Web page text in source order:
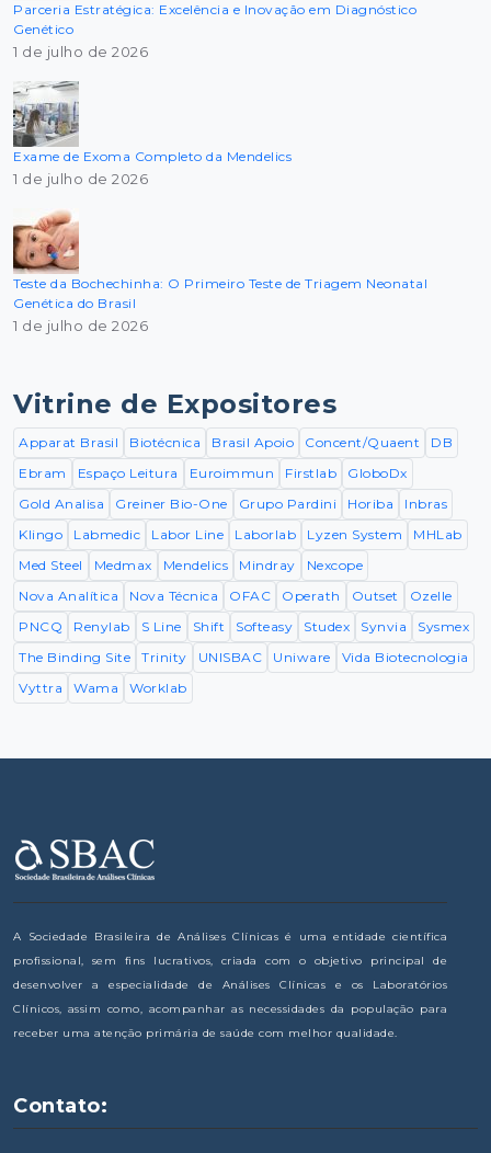
Parceria Estratégica: Excelência e Inovação em Diagnóstico
Genético
1 de julho de 2026
Exame de Exoma Completo da Mendelics
1 de julho de 2026
Teste da Bochechinha: O Primeiro Teste de Triagem Neonatal
Genética do Brasil
1 de julho de 2026
Vitrine de Expositores
Apparat Brasil Biotécnica Brasil Apoio Concent/Quaent
DB
Ebram
Espaço Leitura Euroimmun Firstlab
GloboDx
Gold Analisa
Greiner Bio-One Grupo Pardini Horiba
Inbras
Klingo
Labmedic Labor Line Laborlab Lyzen System
MHLab
Med Steel
Medmax Mendelics Mindray
Nexcope
Nova Analítica
Nova Técnica OFAC Operath Outset
Ozelle
PNCQ
Renylab S Line Shift Softeasy Studex Synvia
Sysmex
The Binding Site
Trinity UNISBAC Uniware
Vida Biotecnologia
Vyttra
Wama Worklab
A Sociedade Brasileira de Análises Clínicas é uma entidade científica
profissional, sem fins lucrativos, criada com o objetivo principal de
desenvolver a especialidade de Análises Clínicas e os Laboratórios
Clínicos, assim como, acompanhar as necessidades da população para
receber uma atenção primária de saúde com melhor qualidade.
Contato: